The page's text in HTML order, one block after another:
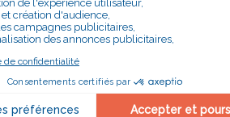
ce formulaire et nous vous